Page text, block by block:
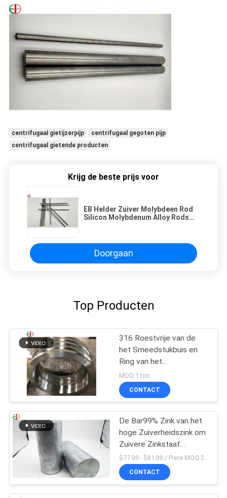
centrifugaal gietijzerpijp
centrifugaal gegoten pijp
centrifugaal gietende producten
Krijg de beste prijs voor
EB Helder Zuiver Molybdeen Rod
Silicon Molybdenum Alloy Rods
Doorgaan
Top Producten
316 Roestvrije van de
het Smeedstukbuis en
Ring van het
Legeringsstaal de Buis
van de
Afgietselscentrifuge
MOQ:1 ton
CONTACT
De Bar99% Zink van het
hoge Zuiverheidszink om
Zuivere Zinkstaaf
100x100x200mm
$77.00 - $81.00 / Piece MOQ:2 zetels
CONTACT